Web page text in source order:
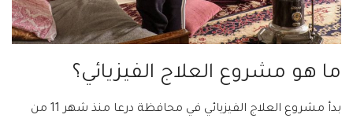
ما هو مشروع العلاج الفيزيائي؟
بدأ مشروع العلاج الفيزيائي في محافظة درعا منذ شهر 11 من